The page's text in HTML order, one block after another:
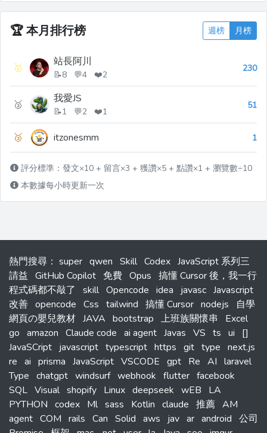
🏆本月排行榜 週榜 月榜
🥇 站長阿川
📝8 💬4 ❤️2
230
🥈 我愛JS
📝1 💬2 ❤️1
51
🥉 itzonesmm 1
評分標準：發文×10 + 留言×3 + 獲讚×5 + 點讚×1 + 瀏覽數÷10
本數據每小時更新一次
熱門搜尋 ： super qwen Skill Codex JavaScript 系列三
請益 GitHub Copilot 免費 Opus 搞懂 Cursor 後，我一行
程式碼都不敲了
skill Opencode idea javasc Javascript
改善 opencode Css tailwind 搞懂 Cursor nodejs
自學
網頁の嬰兒教材 JAVA bootstrap 上班族關懷串
Excel
go amazon Claude code ai agent Javas VS ts ui
[]
JavaSCript javascript typescript https git type next.js
re ai prisma JavaScript VSCODE gpt Re AI laravel
Type chatgpt windsurf webhook flutter facebook
SQL Visual shopify Linux deepseek wEB
LA
PYTHON codex Ml sass Kotlin claude 推薦 AM
agent COM rails Can Solid aws jav ar android 公司